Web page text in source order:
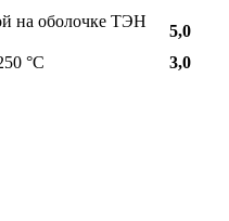
на оболочке ТЭН
5,0
°С 3,0